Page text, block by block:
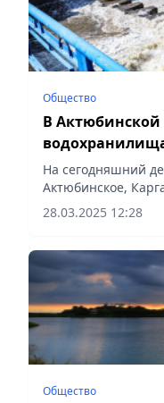
Общество
В Актюбинской
На сегодняшний
Актюбинское,
водохранилища,
28.03.2025 12:28
Общество